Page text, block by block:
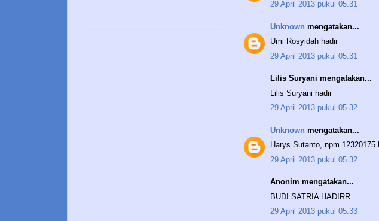
29 April 2013 pukul 05.31
Unknown mengatakan...
Umi Rosyidah hadir
29 April 2013 pukul 05.31
Lilis Suryani mengatakan...
Lilis Suryani hadir
29 April 2013 pukul 05.32
Unknown mengatakan...
Harys Sutanto, npm 12320175
29 April 2013 pukul 05.32
Anonim mengatakan...
BUDI SATRIA HADIRR
29 April 2013 pukul 05.33